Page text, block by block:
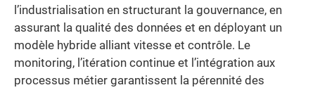
l’industrialisation en structurant la gouvernance, en
assurant la qualité des données et en déployant un
modèle hybride alliant vitesse et contrôle. Le
monitoring, l’itération continue et l’intégration aux
processus métier garantissent la pérennité des